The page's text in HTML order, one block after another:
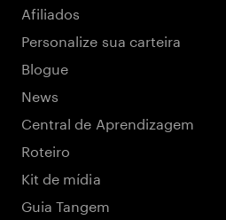
Afiliados
Personalize sua carteira
Blogue
News
Central de Aprendizagem
Roteiro
Kit de mídia
Guia Tangem